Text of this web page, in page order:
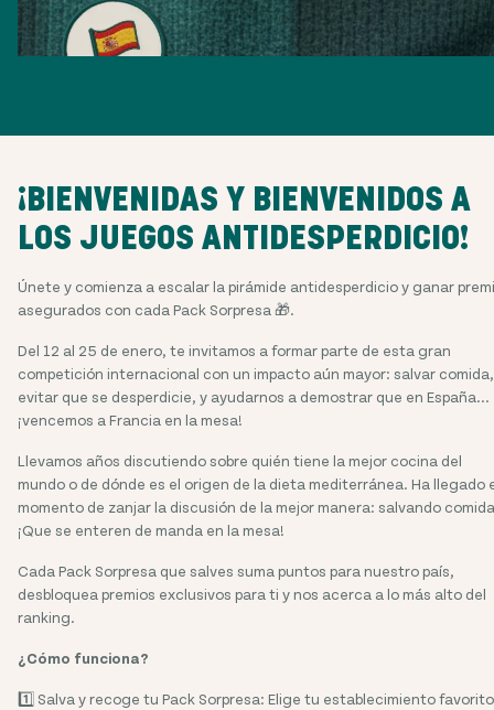
¡BIENVENIDAS Y BIENVENIDOS A
LOS JUEGOS ANTIDESPERDICIO!
Únete y comienza a escalar la pirámide antidesperdicio y ganar
asegurados con cada Pack Sorpresa 🎁.
Del 12 al 25 de enero, te invitamos a formar parte de esta gran
competición internacional con un impacto aún mayor: salvar comida,
evitar que se desperdicie, y ayudarnos a demostrar que en España...
¡vencemos a Francia en la mesa!
Llevamos años discutiendo sobre quién tiene la mejor cocina del
mundo o de dónde es el origen de la dieta mediterránea. Ha llegado
momento de zanjar la discusión de la mejor manera: salvando
¡Que se enteren de manda en la mesa!
Cada Pack Sorpresa que salves suma puntos para nuestro país,
desbloquea premios exclusivos para ti y nos acerca a lo más alto del
ranking.
¿Cómo funciona?
1️⃣ Salva y recoge tu Pack Sorpresa: Elige tu establecimiento favorito